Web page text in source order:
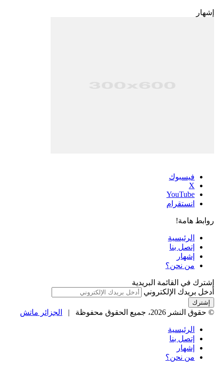
إشهار
فيسبوك
‫X
‫YouTube
انستقرام
روابط هامة!
الرئيسية
إتصل بنا
إشهار
من نحن؟
إشترك في القائمة البريدية
أدخل بريدك الإلكتروني
© حقوق النشر 2026، جميع الحقوق محفوظة | الجزائر ماتش
الرئيسية
إتصل بنا
إشهار
من نحن؟